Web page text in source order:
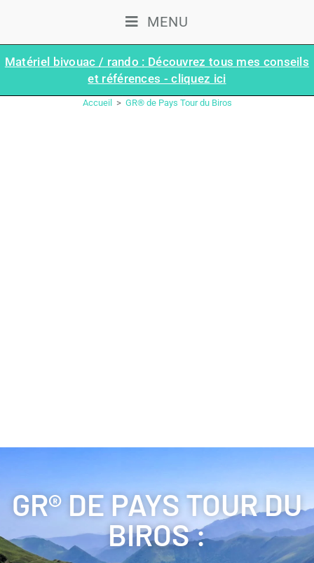
MENU
Matériel bivouac / rando : Découvrez tous mes conseils
et références - cliquez ici
Accueil > GR® de Pays Tour du Biros
GR® DE PAYS TOUR DU
BIROS :